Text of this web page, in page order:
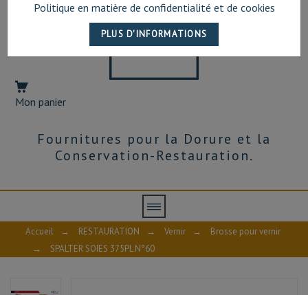
Mon panier
Fournitures pour la Dorure et la
Conservation-Restauration.
Politique en matière de confidentialité et de cookies
Accueil → RESTAURATION → Vernir →
Brosse pour vernir
→
SPALTER SOIES 375PL N°60